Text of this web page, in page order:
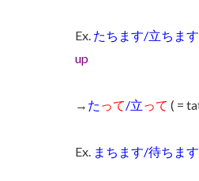
Ex. たちます/立ちます
up
→ た って/立って ( =
Ex. まちます/待ちます